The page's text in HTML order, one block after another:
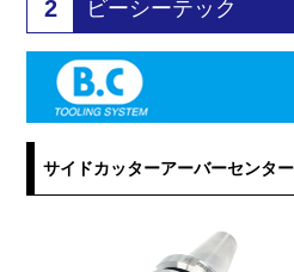
2 ビーシーテック
サイドカッターアーバーセンタ